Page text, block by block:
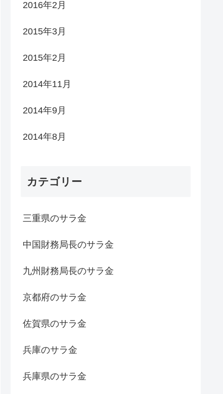
2016年2月
2015年3月
2015年2月
2014年11月
2014年9月
2014年8月
カテゴリー
三重県のサラ金
中国財務局長のサラ金
九州財務局長のサラ金
京都府のサラ金
佐賀県のサラ金
兵庫のサラ金
兵庫県のサラ金